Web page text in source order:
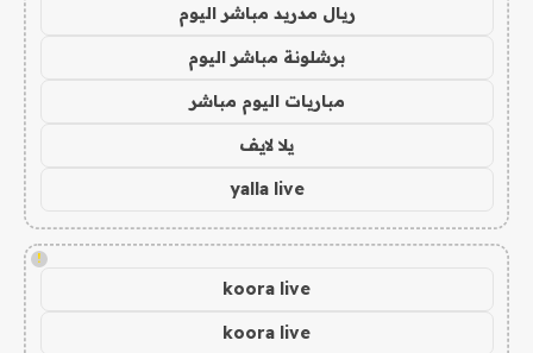
ريال مدريد مباشر اليوم
برشلونة مباشر اليوم
مباريات اليوم مباشر
يلا لايف
yalla live
!
koora live
koora live